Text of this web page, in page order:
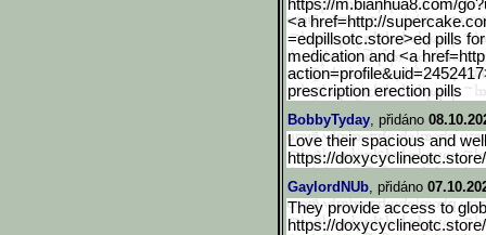
https://m.bianhua8.com/go
<a href=http://
=edpillsotc.store>ed pills
medication and <a
action=profile&uid
prescription erection pills
BobbyTyday, přidáno
Love their spacious and
https://
GaylordNUb, přidáno
They provide access to
https://